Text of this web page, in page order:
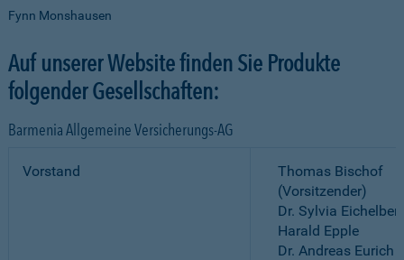
Fynn Monshausen
Auf unserer Website finden Sie Produkte
folgender Gesellschaften:
Barmenia Allgemeine Versicherungs-AG
Vorstand
Thomas Bischof
(Vorsitzender)
Dr. Sylvia
Harald Epple
Dr. Andreas Eurich